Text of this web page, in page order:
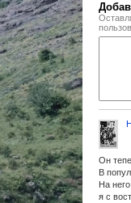
Он
В
На
я с